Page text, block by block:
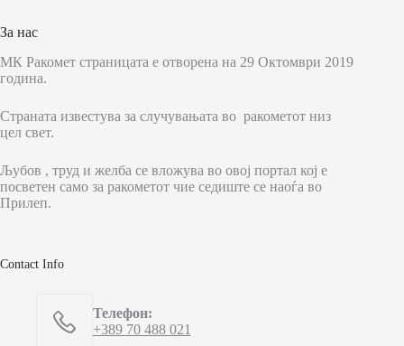
За нас
МК Ракомет страницата е отворена на 29 Октомври 2019
година.
Страната известува за случувањата во ракометот низ
цел свет.
Љубов , труд и желба се вложува во овој портал кој е
посветен само за ракометот чие седиште се наоѓа во
Прилеп.
Contact Info
Телефон:
+389 70 488 021